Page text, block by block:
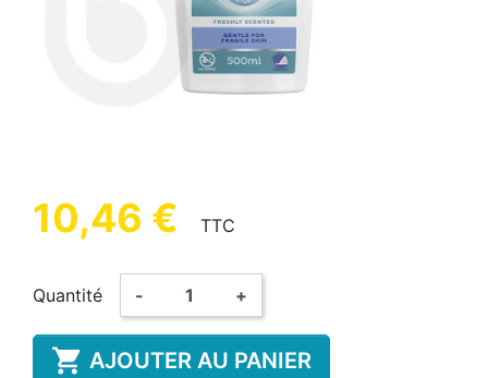
10,46 € TTC
Quantité - +
 AJOUTER AU PANIER